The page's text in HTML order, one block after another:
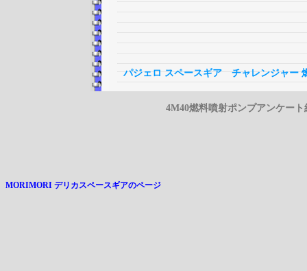
パジェロ スペースギア チャレンジャー
4M40燃料噴射ポンプアンケート
MORIMORI デリカスペースギアのページ